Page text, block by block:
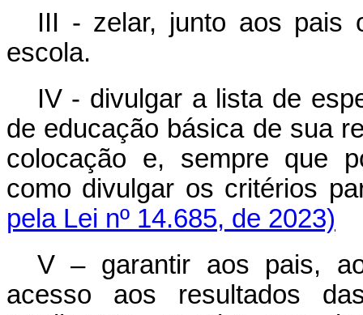
III - zelar, junto aos pais
escola.
IV - divulgar a lista de
de educação básica de sua
colocação e, sempre que
como divulgar os critérios
pela Lei nº 14.685, de 2023)
V – garantir aos pais,
acesso aos resultados